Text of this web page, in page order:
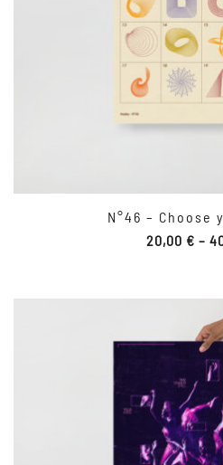
N°46 – Choose
20,00 € –